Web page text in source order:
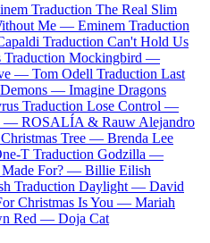
Traduction The Real Slim
Me — Eminem Traduction
Traduction Can't Hold Us
Traduction Mockingbird —
— Tom Odell Traduction Last
— Imagine Dragons
Traduction Lose Control —
— ROSALÍA & Rauw Alejandro
Tree — Brenda Lee
T Traduction Godzilla —
Made For? — Billie Eilish
Traduction Daylight — David
Christmas Is You — Mariah
Red — Doja Cat